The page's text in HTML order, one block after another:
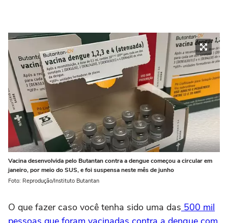
Vacina desenvolvida pelo Butantan contra a dengue começou a circular em
janeiro, por meio do SUS, e foi suspensa neste mês de junho
Foto: Reprodução/Instituto Butantan
O que fazer caso você tenha sido uma das 500 mil